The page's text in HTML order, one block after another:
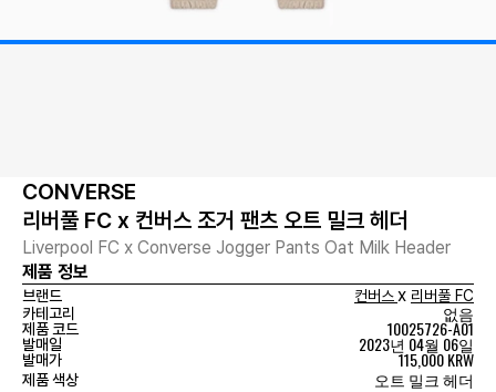
CONVERSE
리버풀 FC x 컨버스 조거 팬츠 오트 밀크 헤더
Liverpool FC x Converse Jogger Pants Oat Milk Header
제품 정보
브랜드 컨버스x 리버풀 FC
카테고리
없음
제품 코드 10025726-A01
발매일 2023년 04월 06일
발매가 115,000 KRW
제품 색상 오트 밀크 헤더